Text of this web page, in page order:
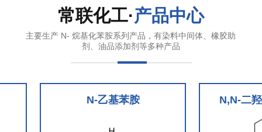
常联化工·产品中心
主要生产 N- 烷基化苯胺系列产品，有染料中间体、橡胶助
剂、油品添加剂等多种产品
N-乙基苯胺 N,N-二羟